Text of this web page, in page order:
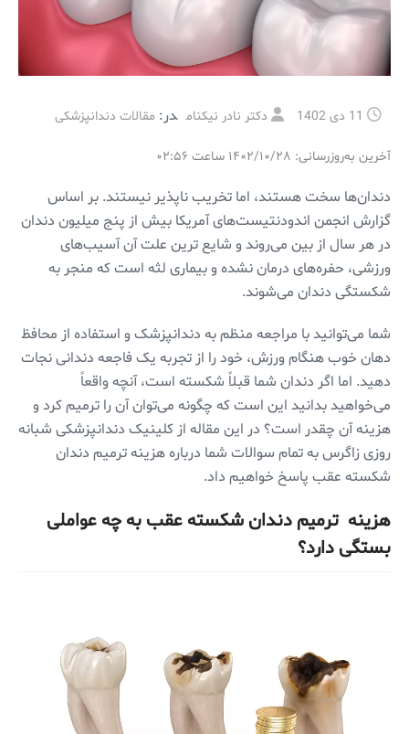
11 دی 1402 دکتر نادر نیکنام در: مقالات دندانپزشکی
آخرین به‌روزرسانی: ۱۴۰۲/۱۰/۲۸ ساعت ۰۲:۵۶
دندان‌ها سخت هستند، اما تخریب ناپذیر نیستند. بر اساس
گزارش انجمن اندودنتیست‌های آمریکا بیش از پنج میلیون دندان
در هر سال از بین می‌روند و شایع ترین علت آن آسیب‌های
ورزشی، حفره‌های درمان نشده و بیماری لثه است که منجر به
شکستگی دندان می‌شوند.
شما می‌توانید با مراجعه منظم به دندانپزشک و استفاده از محافظ
دهان خوب هنگام ورزش، خود را از تجربه یک فاجعه دندانی نجات
دهید. اما اگر دندان شما قبلاً شکسته است، آنچه واقعاً
می‌خواهید بدانید این است که چگونه می‌توان آن را ترمیم کرد و
هزینه آن چقدر است؟ در این مقاله از کلینیک دندانپزشکی شبانه
روزی زاگرس به تمام سوالات شما درباره هزینه ترمیم دندان
شکسته عقب پاسخ خواهیم داد.
هزینه ترمیم دندان شکسته عقب به چه عواملی
بستگی دارد؟